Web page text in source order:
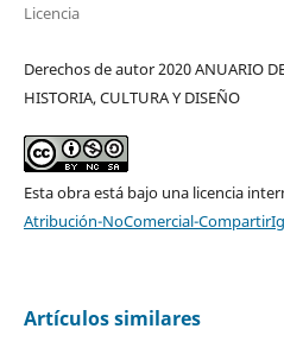
Licencia
Derechos de autor 2020 ANUARIO
HISTORIA, CULTURA Y DISEÑO
Esta obra está bajo una licencia
Atribución-NoComercial-
Artículos similares